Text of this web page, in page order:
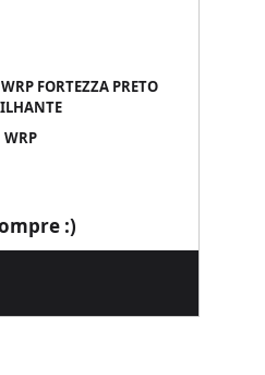
FORTEZZA PRETO
WRP
:)